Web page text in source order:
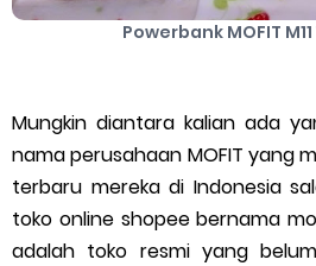
Powerbank MOFIT
Mungkin diantara kalian ada
nama perusahaan MOFIT yang
terbaru mereka di Indonesia
toko online shopee bernama
adalah toko resmi yang